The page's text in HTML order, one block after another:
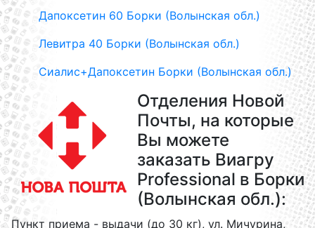
Дапоксетин 60 Борки (Волынская обл.)
Левитра 40 Борки (Волынская обл.)
Сиалис+Дапоксетин Борки (Волынская обл.)
Отделения Новой
Почты, на которые
Вы можете
заказать Виагру
Professional в Борки
(Волынская обл.):
Пункт приема - выдачи (до 30 кг), ул. Мичурина,